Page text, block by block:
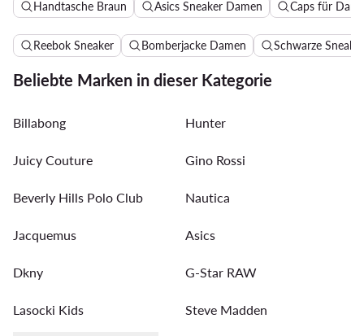
Handtasche Braun Asics Sneaker Damen Caps für
Reebok Sneaker Bomberjacke Damen Schwarze
Beliebte Marken in dieser Kategorie
Billabong Hunter
Juicy Couture Gino Rossi
Beverly Hills Polo Club Nautica
Jacquemus Asics
Dkny G-Star RAW
Lasocki Kids Steve Madden